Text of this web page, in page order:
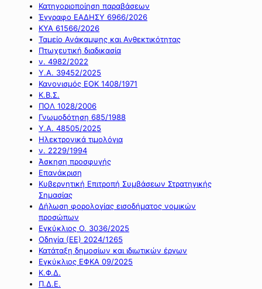
Κατηγοριοποίηση παραβάσεων
Έγγραφο ΕΑΔΗΣΥ 6966/2026
ΚΥΑ 61566/2026
Ταμείο Ανάκαμψης και Ανθεκτικότητας
Πτωχευτική διαδικασία
ν. 4982/2022
Υ.Α. 39452/2025
Κανονισμός ΕΟΚ 1408/1971
Κ.Β.Σ.
ΠΟΛ 1028/2006
Γνωμοδότηση 685/1988
Υ.Α. 48505/2025
Ηλεκτρονικά τιμολόγια
ν. 2229/1994
Άσκηση προσφυγής
Επανάκριση
Κυβερνητική Επιτροπή Συμβάσεων Στρατηγικής
Σημασίας
Δήλωση φορολογίας εισοδήματος νομικών
προσώπων
Εγκύκλιος Ο. 3036/2025
Οδηγία (ΕΕ) 2024/1265
Κατάταξη δημοσίων και ιδιωτικών έργων
Εγκύκλιος ΕΦΚΑ 09/2025
Κ.Φ.Δ.
Π.Δ.Ε.